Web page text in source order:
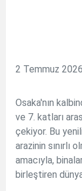
2 Temmuz
Osaka'nın
ve 7. katları
çekiyor. Bu
arazinin sınırlı
amacıyla,
birleştiren